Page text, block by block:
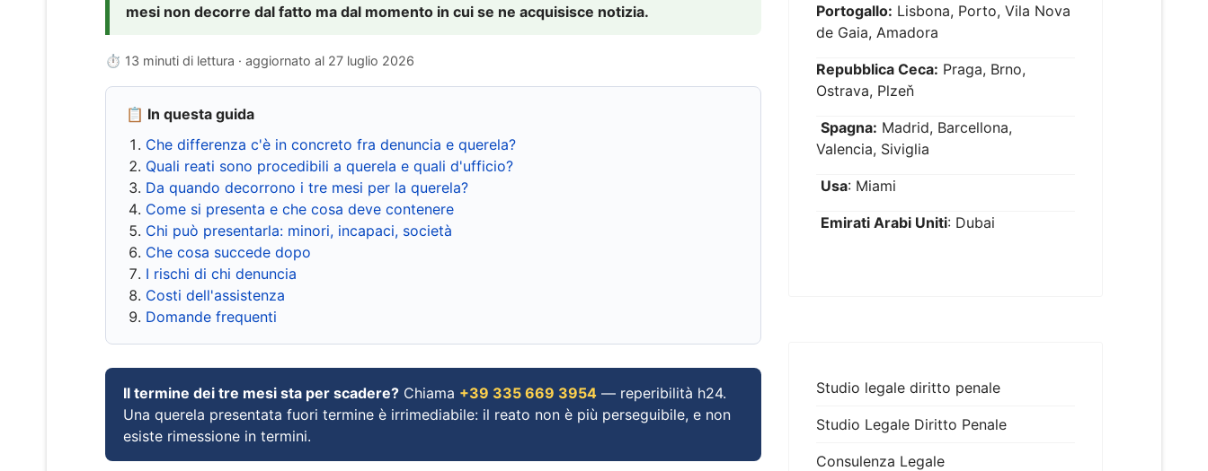
mesi non decorre dal fatto ma dal momento in cui se ne acquisisce notizia.
⏱ 13 minuti di lettura · aggiornato al 27 luglio 2026
📋 In questa guida
Che differenza c'è in concreto fra denuncia e querela?
Quali reati sono procedibili a querela e quali d'ufficio?
Da quando decorrono i tre mesi per la querela?
Come si presenta e che cosa deve contenere
Chi può presentarla: minori, incapaci, società
Che cosa succede dopo
I rischi di chi denuncia
Costi dell'assistenza
Domande frequenti
Il termine dei tre mesi sta per scadere? Chiama +39 335 669 3954 — reperibilità h24.
Una querela presentata fuori termine è irrimediabile: il reato non è più perseguibile, e non
esiste rimessione in termini.
Portogallo: Lisbona, Porto, Vila Nova
de Gaia, Amadora
Repubblica Ceca: Praga, Brno,
Ostrava, Plzeň
Spagna: Madrid, Barcellona,
Valencia, Siviglia
Usa: Miami
Emirati Arabi Uniti: Dubai
Studio legale diritto penale
Studio Legale Diritto Penale
Consulenza Legale